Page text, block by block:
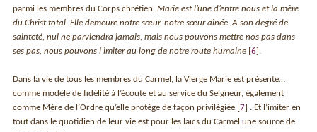
parmi les membres du Corps chrétien.Marie est l’une d’entre nous et la mère
du Christ total. Elle demeure notre sœur, notre sœur aînée. A son degré de
sainteté, nul ne parviendra jamais, mais nous pouvons mettre nos pas dans
ses pas, nous pouvons l’imiter au long de notre route humaine [6 .
Dans la vie de tous les membres du Carmel, la Vierge Marie est présente…
comme modèle de fidélité à l’écoute et au service du Seigneur, également
comme Mère de l’Ordre qu’elle protège de façon privilégiée [7
. Et l’imiter en
tout dans le quotidien de leur vie est pour les laïcs du Carmel une source de